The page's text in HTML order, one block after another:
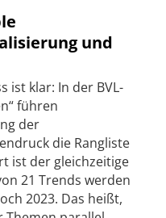
und
ist klar: In der BVL-
führen
der
die Rangliste
ist der gleichzeitige
21 Trends werden
2023. Das heißt,